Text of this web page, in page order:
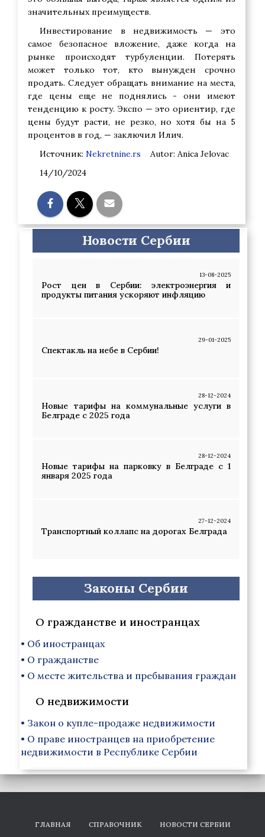
значительных преимуществ.
Инвестирование в недвижимость — это
самое безопасное вложение, даже когда на
рынке происходят турбуленции. Потерять
может только тот, кто вынужден срочно
продать. Следует обращать внимание на места,
где цены еще не поднялись - они имеют
тенденцию к росту. Экспо — это ориентир, где
цены будут расти, не резко, но хотя бы на 5
процентов в год, — заключил Илич.
Источник:Nekretnine.rs Autor: Anica Jelovac
14/10/2024
Новости Сербии
13-08-2025
Рост цен в Сербии: электроэнергия и
продукты питания ускоряют инфляцию
29-01-2025
Спектакль на небе в Сербии!
28-12-2024
Новые тарифы на коммунальные услуги в
Белграде с 2025 года
28-12-2024
Новые тарифы на парковку в Белграде с 1
января 2025 года
27-12-2024
Транспортный коллапс на дорогах Белграда
Законы Сербии
О гражданстве и иностранцах
• Об иностранцах
• О гражданстве
• О месте жительства и пребывания граждан
О недвижимости
• Закон о купле-продаже недвижимости
• О праве иностранцев на приобретение
недвижимости в Республике Сербии
ГЛАВНАЯ СПРАВОЧНИК НОВОСТИ СЕРБИИ